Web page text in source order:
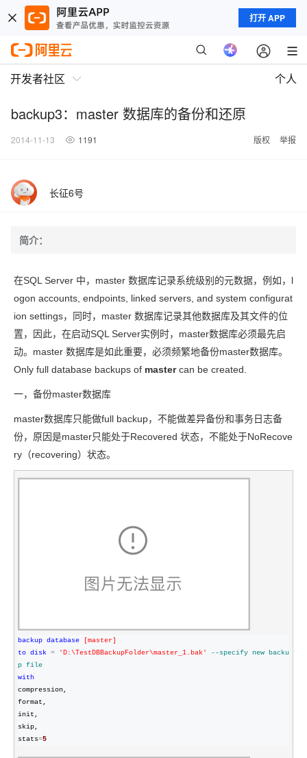
打开 APP
开发者社区 个人
backup3：master 数据库的备份和还原
2014-11-13 1191 版权 举报
长征6号
简介：
在SQL Server 中，master 数据库记录系统级别的元数据，例如，l
ogon accounts, endpoints, linked servers, and system configurat
ion settings，同时，master 数据库记录其他数据库及其文件的位
置，因此，在启动SQL Server实例时，master数据库必须最先启
动。master 数据库是如此重要，必须频繁地备份master数据库。
Only full database backups of mastercan be created.
一，备份master数据库
master数据库只能做full backup，不能做差异备份和事务日志备
份，原因是master只能处于Recovered 状态，不能处于NoRecove
ry（recovering）状态。
backup database [master]
to disk = ' D:\TestDBBackupFolder\master_1.bak' --specify new backu
p file
with
compression,
format,
init,
skip,
stats=5